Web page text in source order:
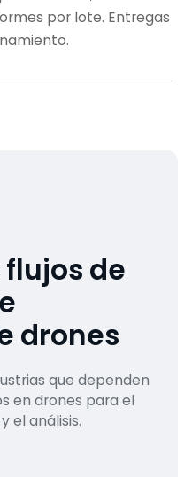
por lote. Entregas
de
drones
que dependen
en drones para el
el análisis.